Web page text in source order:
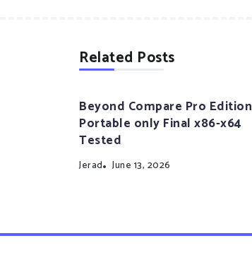
Related Posts
Beyond Compare Pro Edition
Portable only Final x86-x64
Tested
Jerad June 13, 2026